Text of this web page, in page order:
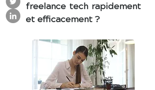
freelance tech rapidement
et efficacement ?